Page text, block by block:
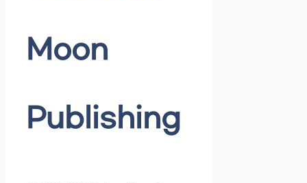
Moon
Publishing